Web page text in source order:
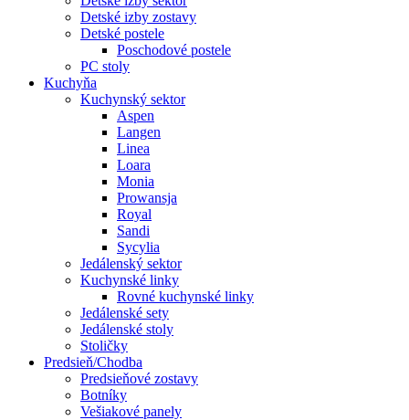
Detské izby zostavy
Detské postele
Poschodové postele
PC stoly
Kuchyňa
Kuchynský sektor
Aspen
Langen
Linea
Loara
Monia
Prowansja
Royal
Sandi
Sycylia
Jedálenský sektor
Kuchynské linky
Rovné kuchynské linky
Jedálenské sety
Jedálenské stoly
Stoličky
Predsieň/Chodba
Predsieňové zostavy
Botníky
Vešiakové panely